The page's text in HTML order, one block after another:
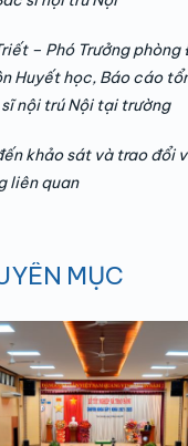
– Phó Trưởng
Huyết học, Báo cáo
nội trú Nội tại trường
khảo sát và trao đổi
liên quan
MỤC